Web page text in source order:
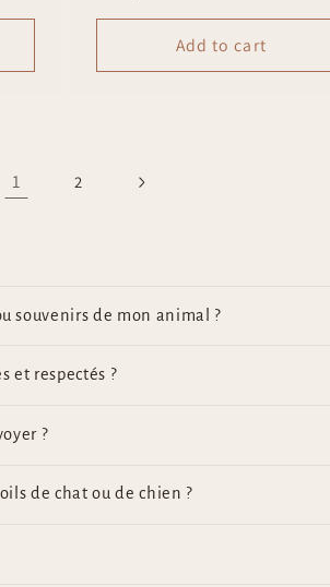
Add to cart
1 2
souvenirs de mon animal ?
et respectés ?
?
de chat ou de chien ?